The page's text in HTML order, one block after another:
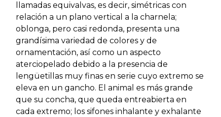
llamadas equivalvas, es decir, simétricas con
relación a un plano vertical a la charnela;
oblonga, pero casi redonda, presenta una
grandísima variedad de colores y de
ornamentación, así como un aspecto
aterciopelado debido a la presencia de
lengüetillas muy finas en serie cuyo extremo se
eleva en un gancho. El animal es más grande
que su concha, que queda entreabierta en
cada extremo; los sifones inhalante y exhalante